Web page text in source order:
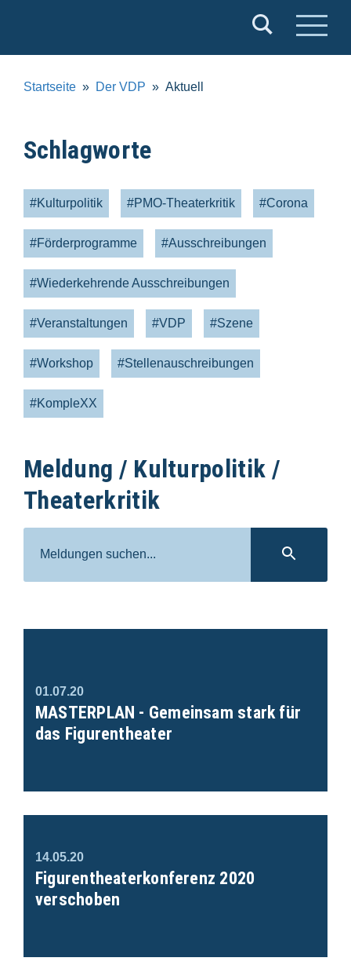
e.V.
Startseite Der VDP Aktuell
Meldung / Kulturpolitik /
Theaterkritik
Suche
01.07.20
MASTERPLAN - Gemeinsam stark für
das Figurentheater
14.05.20
Figurentheaterkonferenz 2020
verschoben
Schlagworte
#Kulturpolitik #PMO-Theaterkritik #Corona
#Förderprogramme #Ausschreibungen
#Wiederkehrende Ausschreibungen
#Veranstaltungen #VDP #Szene
#Workshop #Stellenauschreibungen
#KompleXX